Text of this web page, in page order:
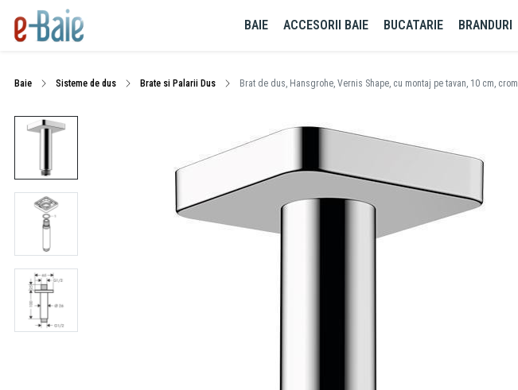
BAIE ACCESORII BAIE BUCATARIE BRANDURI
Baie Sisteme de dus Brate si Palarii Dus Brat de dus, Hansgrohe, Vernis Shape, cu montaj pe tavan, 10 cm, crom